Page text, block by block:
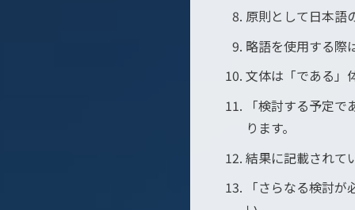
原則として日本語
略語を使用する際
文体は「である」
「検討する予定
ります。
結果に記載されて
「さらなる検討